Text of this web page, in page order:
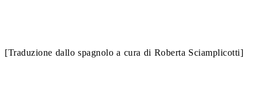
[Traduzione dallo spagnolo a cura di Roberta Sciamplicotti]